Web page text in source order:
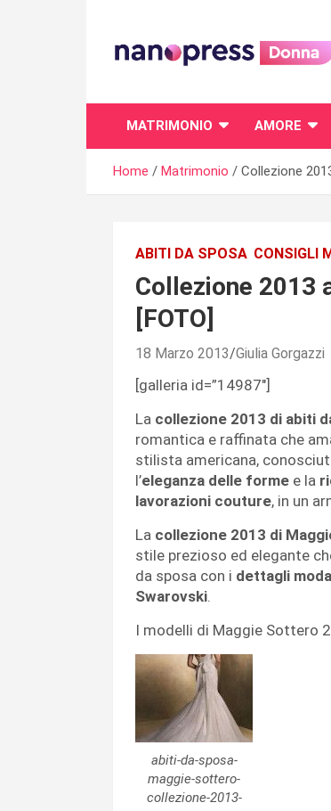
content
MATRIMONIO AMORE
Home Matrimonio Collezione
ABITI DA SPOSA CONSIGLI
Collezione 2013
[FOTO]
18 Marzo 2013 Giulia Gorgazzi
[galleria id=”14987″]
La collezione 2013 di abiti
romantica e raffinata che
stilista americana,
l’eleganza delle forme e la
lavorazioni couture, in un
La collezione 2013 di
stile prezioso ed elegante
da sposa con i dettagli moda
Swarovski.
I modelli di Maggie Sottero
abiti-da-sposa-
maggie-sottero-
collezione-2013-